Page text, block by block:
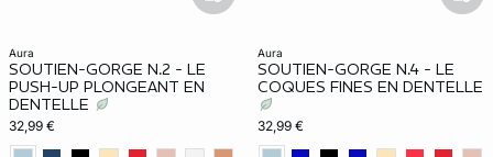
aura
SOUTIEN-GORGE N.2 - LE
PUSH-UP PLONGEANT EN
DENTELLE
32,99 €
aura
SOUTIEN-GORGE N.4 - LE
COQUES FINES EN DENTELLE
32,99 €